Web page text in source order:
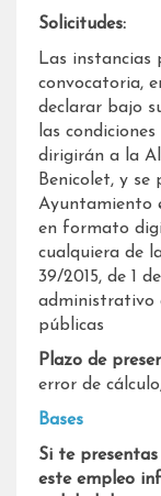
Solicitudes:
Las instancias
convocatoria,
declarar bajo
las
dirigirán a la
Benicolet, y se
Ayuntamiento
en formato
cualquiera de
39/2015, de 1
administrativo
públicas
Plazo de
error de
Bases
Si te
este empleo